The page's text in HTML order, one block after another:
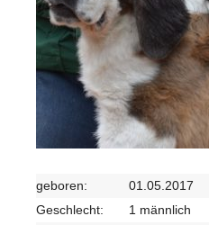
geboren:
01.05.2017
Geschlecht:
1 männlich